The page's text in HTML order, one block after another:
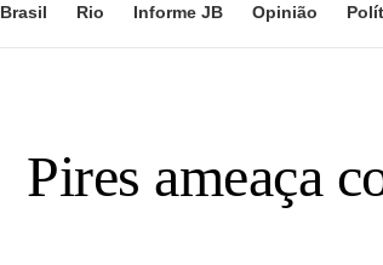
Brasil Rio Informe JB Opinião
Pires ameaça